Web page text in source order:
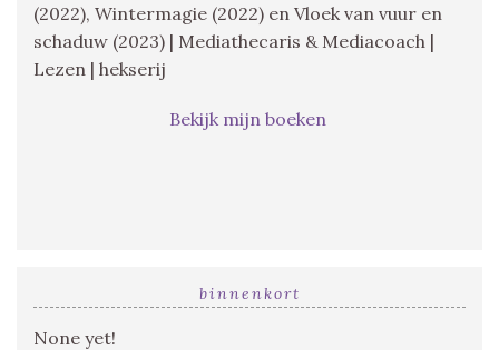
(2022), Wintermagie (2022) en Vloek van vuur en
schaduw (2023) | Mediathecaris & Mediacoach |
Lezen | hekserij
Bekijk mijn boeken
binnenkort
None yet!